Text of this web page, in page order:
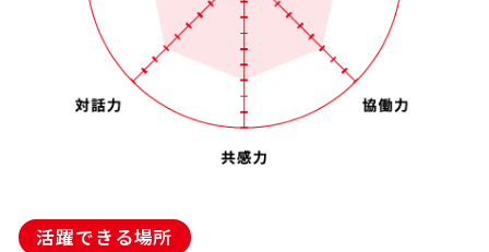
活躍できる場所